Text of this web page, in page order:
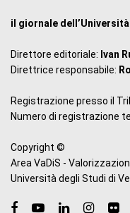
il giornale
Direttore editoriale: Ivan
Direttrice responsabile:
Registrazione presso il
Numero di registrazione
Copyright ©
Area VaDiS -
Università degli Studi di